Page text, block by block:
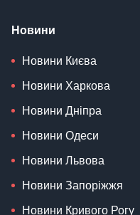
Новини
Новини Києва
Новини Харкова
Новини Дніпра
Новини Одеси
Новини Львова
Новини Запоріжжя
Новини Кривого Рогу